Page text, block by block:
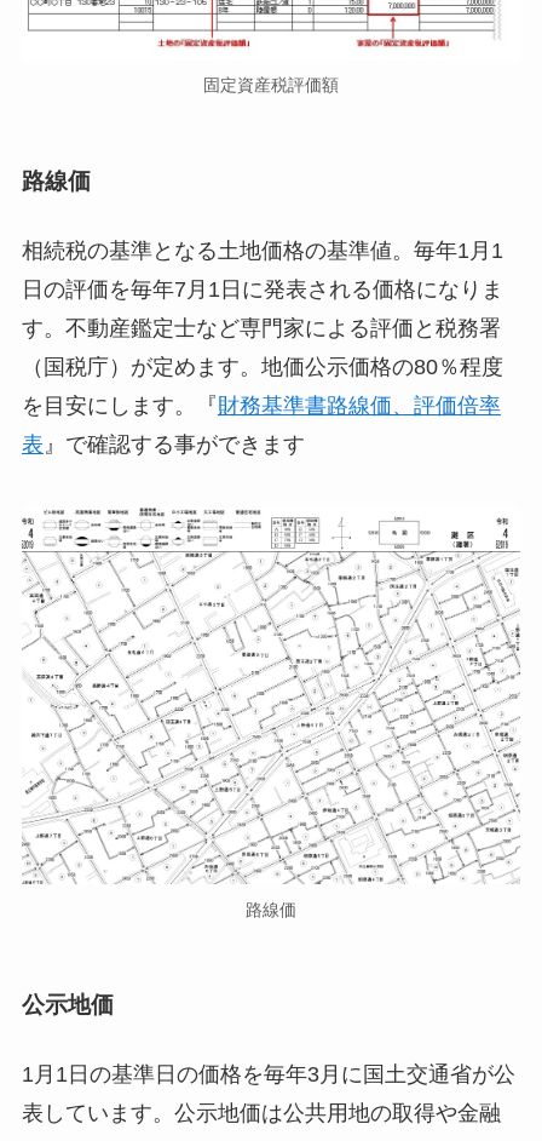
固定資産税評価額
路線価
相続税の基準となる土地価格の基準値。毎年1月1
日の評価を毎年7月1日に発表される価格になりま
す。不動産鑑定士など専門家による評価と税務署
（国税庁）が定めます。地価公示価格の80％程度
を目安にします。『財務基準書路線価、評価倍率
表』で確認する事ができます
路線価
公示地価
1月1日の基準日の価格を毎年3月に国土交通省が公
表しています。公示地価は公共用地の取得や金融